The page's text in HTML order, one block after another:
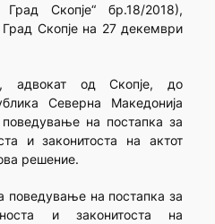
Скопје“ бр.18/2018),
Скопје на 27 декември
адвокат од Скопје, до
Северна Македонија
поведување на постапка за
и законитоста на актот
решение.
поведување на постапка за
и законитоста на